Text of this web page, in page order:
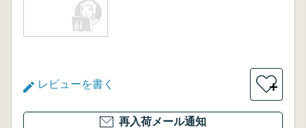
レビューを書く ＋
再入荷メール通知